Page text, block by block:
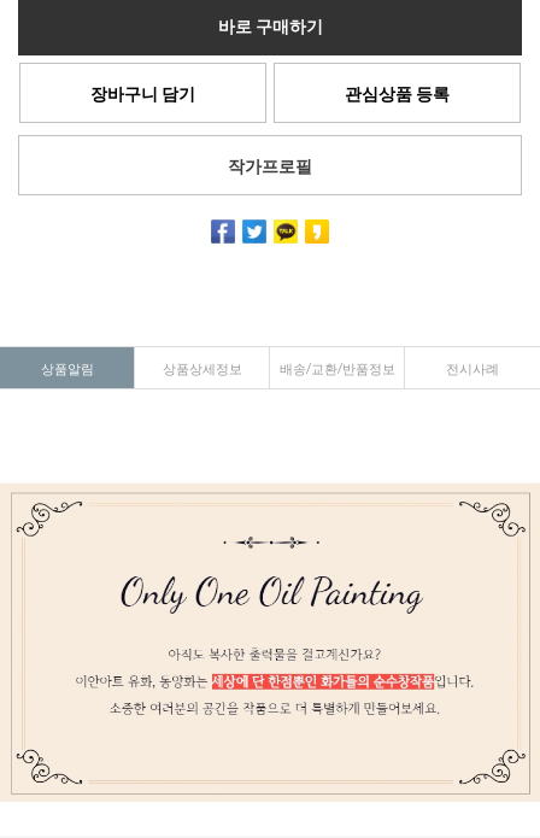
바로 구매하기
장바구니 담기 관심상품 등록
작가프로필
상품알림 상품상세정보 배송/교환/반품정보 전시사례